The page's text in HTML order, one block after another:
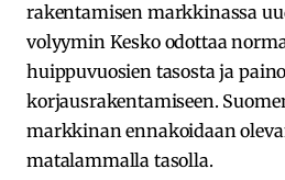
rakentamisen markkinassa
volyymin Kesko odottaa
huippuvuosien tasosta ja
korjausrakentamiseen.
markkinan ennakoidaan
matalammalla tasolla.